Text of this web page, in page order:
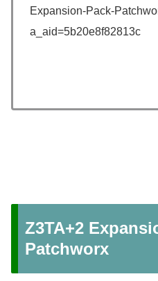
Expansion-Pack-
a_aid=5b20e8f82813c
Z3TA+2
Patchworx